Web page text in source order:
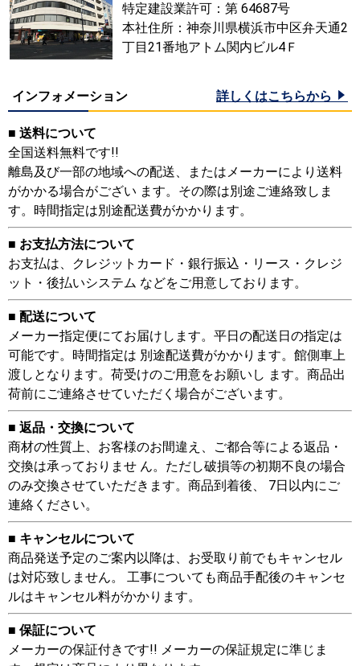
特定建設業許可：第 64687号
本社住所：神奈川県横浜市中区弁天通2
丁目21番地アトム関内ビル4Ｆ
インフォメーション 詳しくはこちらから
■ 送料について
全国送料無料です!!
離島及び一部の地域への配送、またはメーカーにより送料
がかかる場合がござい ます。その際は別途ご連絡致しま
す。時間指定は別途配送費がかかります。
■ お支払方法について
お支払は、クレジットカード・銀行振込・リース・クレジ
ット・後払いシステム などをご用意しております。
■ 配送について
メーカー指定便にてお届けします。平日の配送日の指定は
可能です。時間指定は 別途配送費がかかります。館側車上
渡しとなります。荷受けのご用意をお願いし ます。商品出
荷前にご連絡させていただく場合がございます。
■ 返品・交換について
商材の性質上、お客様のお間違え、ご都合等による返品・
交換は承っておりませ ん。ただし破損等の初期不良の場合
のみ交換させていただきます。商品到着後、 7日以内にご
連絡ください。
■ キャンセルについて
商品発送予定のご案内以降は、お受取り前でもキャンセル
は対応致しません。 工事についても商品手配後のキャンセ
ルはキャンセル料がかかります。
■ 保証について
メーカーの保証付きです!! メーカーの保証規定に準じま